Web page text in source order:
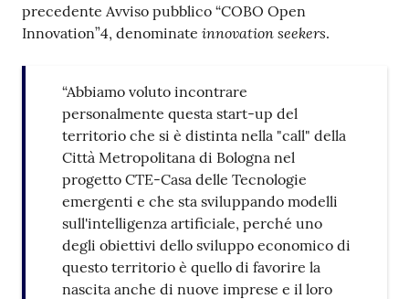
precedente Avviso pubblico “COBO Open
Innovation”4, denominate innovation seekers.
“Abbiamo voluto incontrare
personalmente questa start-up del
territorio che si è distinta nella "call" della
Città Metropolitana di Bologna nel
progetto CTE-Casa delle Tecnologie
emergenti e che sta sviluppando modelli
sull'intelligenza artificiale, perché uno
degli obiettivi dello sviluppo economico di
questo territorio è quello di favorire la
nascita anche di nuove imprese e il loro